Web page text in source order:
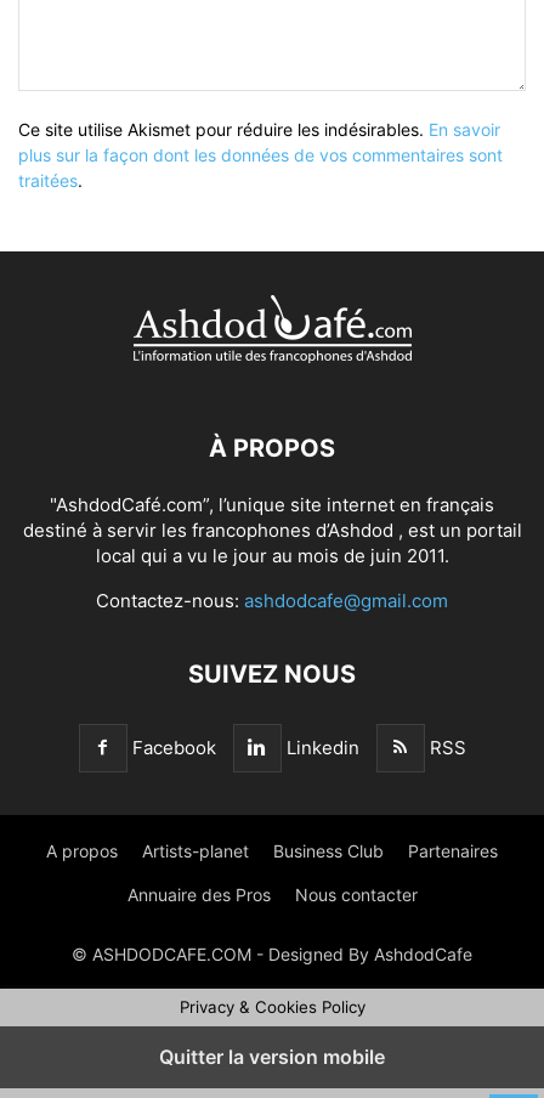
Ce site utilise Akismet pour réduire les indésirables. En savoir
plus sur la façon dont les données de vos commentaires sont
traitées.
À PROPOS
"AshdodCafé.com”, l’unique site internet en français
destiné à servir les francophones d’Ashdod , est un portail
local qui a vu le jour au mois de juin 2011.
Contactez-nous: ashdodcafe@gmail.com
SUIVEZ NOUS
Facebook Linkedin RSS
A propos Artists-planet Business Club Partenaires
Annuaire des Pros Nous contacter
© ASHDODCAFE.COM - Designed By AshdodCafe
Privacy & Cookies Policy
Quitter la version mobile